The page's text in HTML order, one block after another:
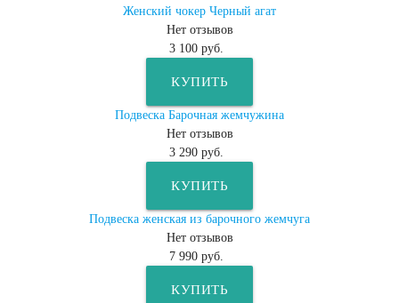
Женский чокер Черный агат
Нет отзывов
3 100 руб.
КУПИТЬ
Подвеска Барочная жемчужина
Нет отзывов
3 290 руб.
КУПИТЬ
Подвеска женская из барочного жемчуга
Нет отзывов
7 990 руб.
КУПИТЬ